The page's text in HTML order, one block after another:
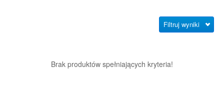
Filtruj wyniki
Brak produktów spełniających kryteria!